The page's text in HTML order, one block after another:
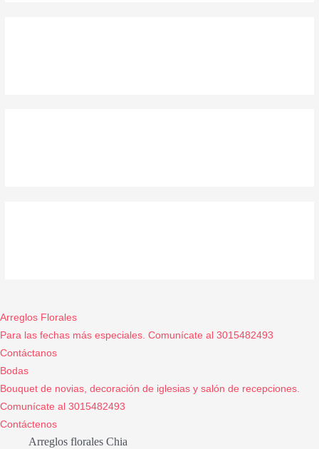
Arreglos Florales
Para las fechas más especiales. Comunícate al 3015482493
Contáctanos
Bodas
Bouquet de novias, decoración de iglesias y salón de recepciones.
Comunícate al 3015482493
Contáctenos
Arreglos florales Chia